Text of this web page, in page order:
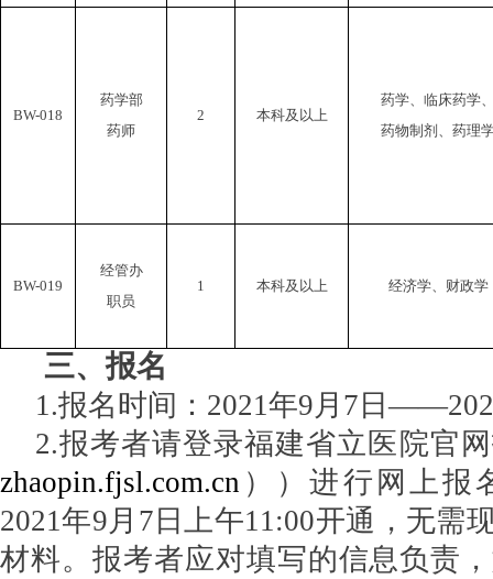
BW-018
药学部
药师
2 本科及以上
药学、临床药学
药物制剂、药理
BW-019
经管办
职员
1 本科及以上 经济学、财政学
三、报名
1.报名时间：2021年9月 7 日
2.报考者请登录福建省立医院官
zhaopin.fjsl.com.cn ））进行网上报
2021年9月 7 日上午11:00开通，无需
材料。报考者应对填写的信息负责